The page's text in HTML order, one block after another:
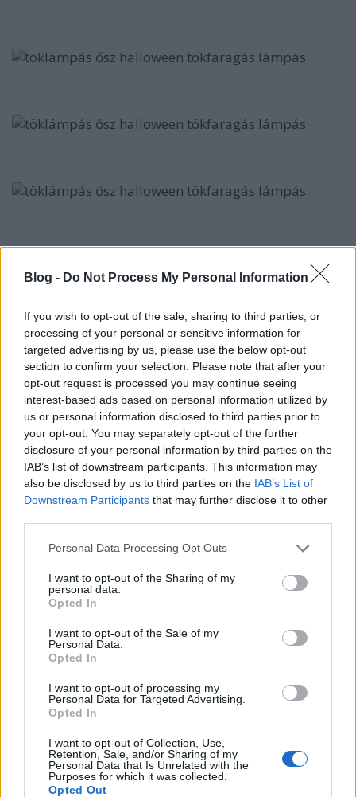
Blog - Do Not Process My Personal Information
If you wish to opt-out of the sale, sharing to third parties, or
processing of your personal or sensitive information for
targeted advertising by us, please use the below opt-out
section to confirm your selection. Please note that after your
opt-out request is processed you may continue seeing
interest-based ads based on personal information utilized by
us or personal information disclosed to third parties prior to
your opt-out. You may separately opt-out of the further
disclosure of your personal information by third parties on the
IAB’s list of downstream participants. This information may
also be disclosed by us to third parties on the IAB’s List of
Downstream Participants that may further disclose it to other
Please note that this website/app uses one or more Google
not limited to your visit or usage behaviour. You may click to
grant or deny consent to Google and its third-party tags to
use your data for below specified purposes in below Google
consent section.
Personal Data Processing Opt Outs
I want to opt-out of the Sharing of my
personal data.
Opted In
I want to opt-out of the Sale of my
Personal Data.
Opted In
I want to opt-out of processing my
Personal Data for Targeted Advertising.
Opted In
I want to opt-out of Collection, Use,
Retention, Sale, and/or Sharing of my
Personal Data that Is Unrelated with the
Purposes for which it was collected.
Opted Out
jöhetnek is a mécsesek. Gyermekekkel
bármelyik üzletben beszerezhetők (100 Ft-os boltok,
Kik, Pepco, stb. A minap a Pennyben vettem nagyobb
tételt korrekt áron.)
Forrás:wholesalepartysupplies
További halloweenes, tökös ötletek a blogon:
A 100 legmenőbb tökfaragós ötlet 2. rész
A 100 legmenőbb tökfaragós ötlet 1. rész
Szellemes falatok halloweenre
Meseszép tökdíszek
Világító töklámpások befőttesüvegből
Tökös ajtódíszek, koszorúk 2016
Last minute ötletek Halloweenre
Papírmasé tök készítése
Ajtódíszek halloweenre 2015
Sötétben világító tökök